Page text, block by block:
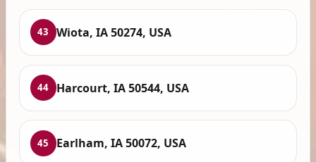
43 Wiota, IA 50274, USA
44 Harcourt, IA 50544, USA
45 Earlham, IA 50072, USA